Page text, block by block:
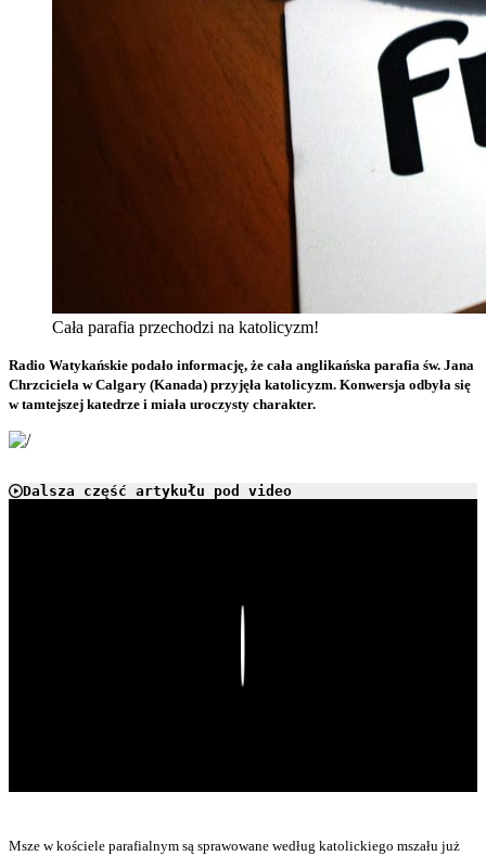
Cała parafia przechodzi na katolicyzm!
Radio Watykańskie podało informację, że cała anglikańska parafia św. Jana
Chrzciciela w Calgary (Kanada) przyjęła katolicyzm. Konwersja odbyła się
w tamtejszej katedrze i miała uroczysty charakter.
Dalsza część artykułu pod video
Msze w kościele parafialnym są sprawowane według katolickiego mszału już